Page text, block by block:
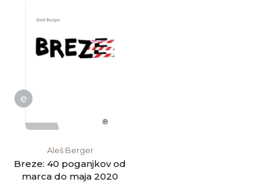
e
Aleš Berger
Breze: 40 poganjkov od
marca do maja 2020